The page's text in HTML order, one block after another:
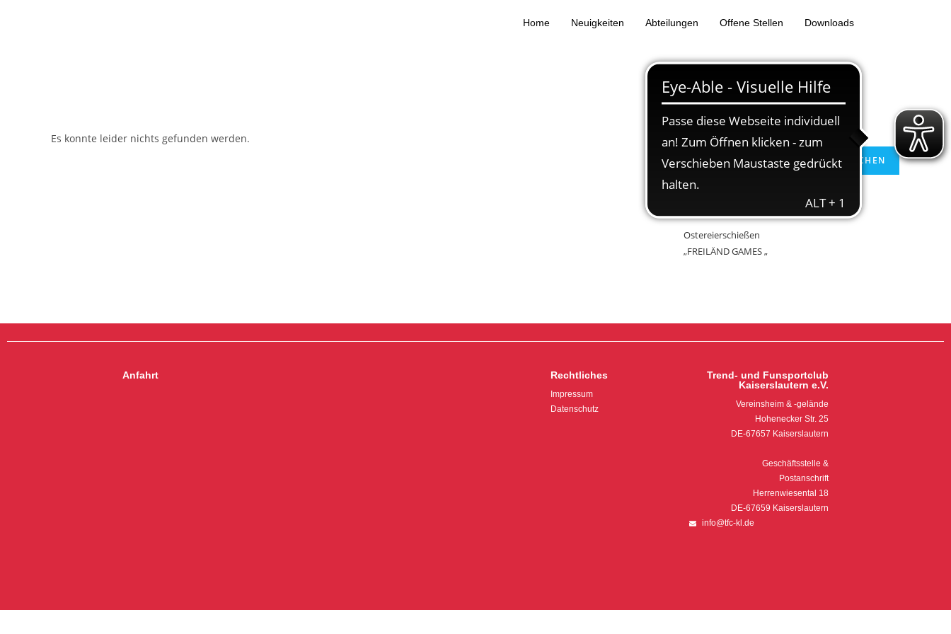
Home Neuigkeiten Abteilungen Offene Stellen Downloads
Es konnte leider nichts gefunden werden. Suchen
SUCHEN
Ostereierschießen
„FREILÄND GAMES „
Anfahrt Rechtliches
Impressum
Datenschutz
Trend- und Funsportclub
Kaiserslautern e.V.
Vereinsheim & -gelände
Hohenecker Str. 25
DE-67657 Kaiserslautern
Geschäftsstelle &
Postanschrift
Herrenwiesental 18
DE-67659 Kaiserslautern
info@tfc-kl.de